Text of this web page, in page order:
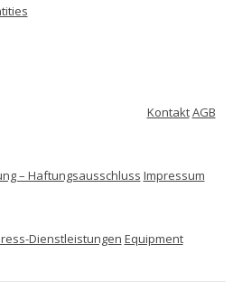
KontaktAGB
– Haftungsausschluss Impressum
Dienstleistungen Equipment